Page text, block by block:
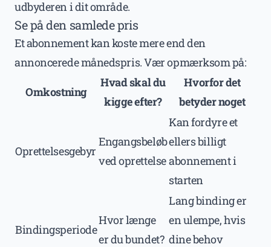
udbyderen i dit område.
Se på den samlede pris
Et abonnement kan koste mere end den
annoncerede månedspris. Vær opmærksom på:
Omkostning
Hvad skal du
kigge efter?
Hvorfor det
betyder noget
Oprettelsesgebyr
Engangsbeløb
ved oprettelse
Kan fordyre et
ellers billigt
abonnement i
starten
Bindingsperiode
Hvor længe
er du bundet?
Lang binding er
en ulempe, hvis
dine behov